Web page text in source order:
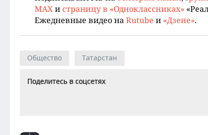
MAX и страницу в «Одноклассниках»
Ежедневные видео на Rutube и «Дзене».
Общество Татарстан
Поделитесь в соцсетях